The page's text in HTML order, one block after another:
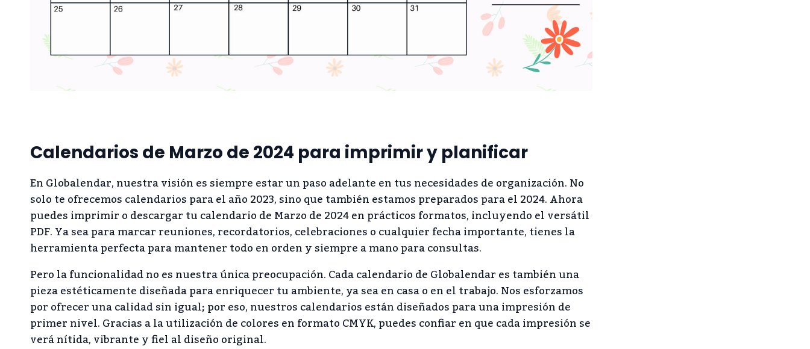
Calendarios de Marzo de 2024 para imprimir y planificar
En Globalendar, nuestra visión es siempre estar un paso adelante en tus necesidades de organización. No
solo te ofrecemos calendarios para el año 2023, sino que también estamos preparados para el 2024. Ahora
puedes imprimir o descargar tu calendario de Marzo de 2024 en prácticos formatos, incluyendo el versátil
PDF. Ya sea para marcar reuniones, recordatorios, celebraciones o cualquier fecha importante, tienes la
herramienta perfecta para mantener todo en orden y siempre a mano para consultas.
Pero la funcionalidad no es nuestra única preocupación. Cada calendario de Globalendar es también una
pieza estéticamente diseñada para enriquecer tu ambiente, ya sea en casa o en el trabajo. Nos esforzamos
por ofrecer una calidad sin igual; por eso, nuestros calendarios están diseñados para una impresión de
primer nivel. Gracias a la utilización de colores en formato CMYK, puedes confiar en que cada impresión se
verá nítida, vibrante y fiel al diseño original.